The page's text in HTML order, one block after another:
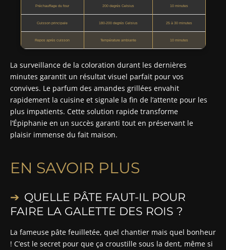
Préchauffage du four 200 degrés Celsius 10 minutes
Cuisson principale 180-200 degrés Celsius 25 à 30 minutes
Repos après cuisson Température ambiante 10 minutes
La surveillance de la coloration durant les dernières
minutes garantit un résultat visuel parfait pour vos
convives. Le parfum des amandes grillées envahit
rapidement la cuisine et signale la fin de l’attente pour les
plus impatients. Cette solution rapide transforme
l’Épiphanie en un succès garanti tout en préservant le
plaisir immense du fait maison.
EN SAVOIR PLUS
QUELLE PÂTE FAUT-IL POUR
FAIRE LA GALETTE DES ROIS ?
La fameuse pâte feuilletée, quel chantier mais quel bonheur
! C’est le secret pour que ça croustille sous la dent, même si